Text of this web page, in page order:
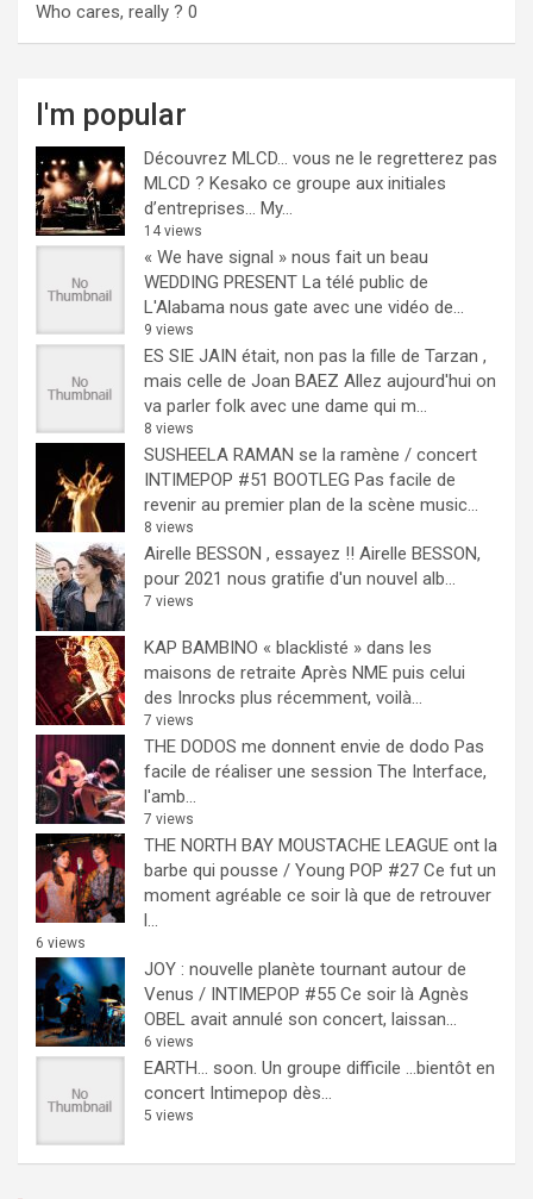
Who cares, really ? 0
I'm popular
Découvrez MLCD… vous ne le regretterez pas
MLCD ? Kesako ce groupe aux initiales
d’entreprises… My...
14 views
« We have signal » nous fait un beau
WEDDING PRESENT La télé public de
L'Alabama nous gate avec une vidéo de...
9 views
ES SIE JAIN était, non pas la fille de Tarzan ,
mais celle de Joan BAEZ Allez aujourd'hui on
va parler folk avec une dame qui m...
8 views
SUSHEELA RAMAN se la ramène / concert
INTIMEPOP #51 BOOTLEG Pas facile de
revenir au premier plan de la scène music...
8 views
Airelle BESSON , essayez !! Airelle BESSON,
pour 2021 nous gratifie d'un nouvel alb...
7 views
KAP BAMBINO « blacklisté » dans les
maisons de retraite Après NME puis celui
des Inrocks plus récemment, voilà...
7 views
THE DODOS me donnent envie de dodo Pas
facile de réaliser une session The Interface,
l'amb...
7 views
THE NORTH BAY MOUSTACHE LEAGUE ont la
barbe qui pousse / Young POP #27 Ce fut un
moment agréable ce soir là que de retrouver
l...
6 views
JOY : nouvelle planète tournant autour de
Venus / INTIMEPOP #55 Ce soir là Agnès
OBEL avait annulé son concert, laissan...
6 views
EARTH… soon. Un groupe difficile ...bientôt en
concert Intimepop dès...
5 views